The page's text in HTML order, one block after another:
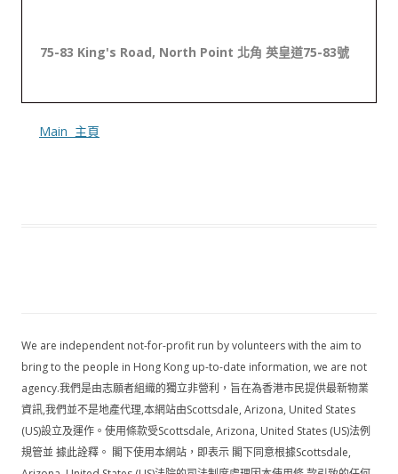
75-83 King's Road, North Point 北角 英皇道75-83號
Main 主頁
We are independent not-for-profit run by volunteers with the aim to
bring to the people in Hong Kong up-to-date information, we are not
agency.我們是由志願者組織的獨立非營利，旨在為香港市民提供最新物業
資訊,我們並不是地產代理,本網站由Scottsdale, Arizona, United States
(US)設立及運作。使用條款受Scottsdale, Arizona, United States (US)法例
規管並 據此詮釋。 閣下使用本網站，即表示 閣下同意根據Scottsdale,